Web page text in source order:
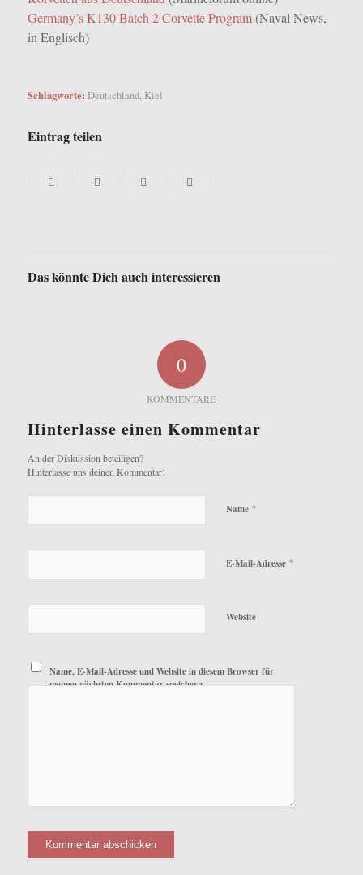
Germany’s K130 Batch 2 Corvette Program(Naval News,
in Englisch)
Schlagworte: Deutschland, Kiel
Eintrag teilen
Das könnte Dich auch interessieren
0
KOMMENTARE
Hinterlasse einen Kommentar
An der Diskussion beteiligen?
Hinterlasse uns deinen Kommentar!
Name *
E-Mail-Adresse *
Website
Name, E-Mail-Adresse und Website in diesem Browser für
meinen nächsten Kommentar speichern.